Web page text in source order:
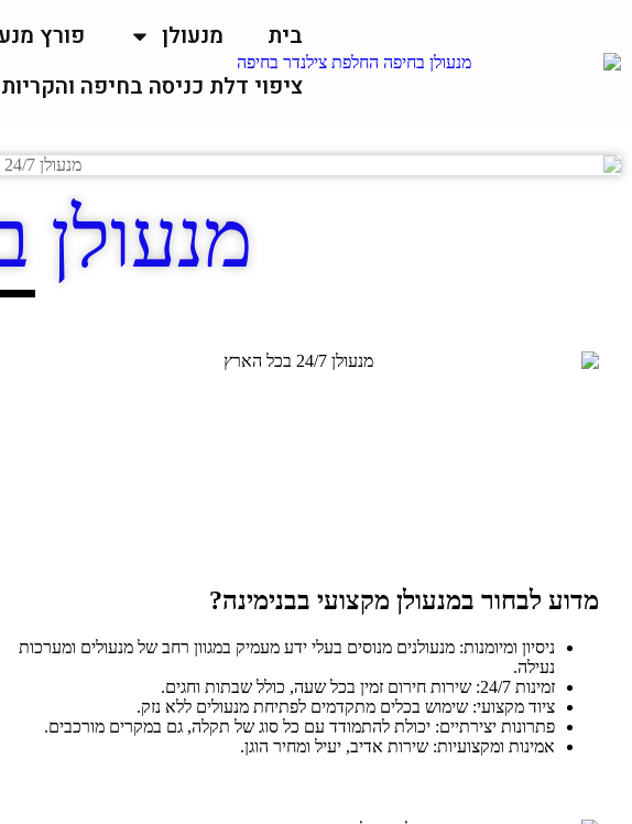
בית מנעולן פורץ
ציפוי דלת כניסה בחיפה והקריות
מנעולן
מדוע לבחור במנעולן מקצועי בבנימינה?
ניסיון ומיומנות: מנעולנים מנוסים בעלי ידע מעמיק במגוון רחב של מנעולים ומערכות
נעילה.
זמינות 24/7: שירות חירום זמין בכל שעה, כולל שבתות וחגים.
ציוד מקצועי: שימוש בכלים מתקדמים לפתיחת מנעולים ללא נזק.
פתרונות יצירתיים: יכולת להתמודד עם כל סוג של תקלה, גם במקרים מורכבים.
אמינות ומקצועיות: שירות אדיב, יעיל ומחיר הוגן.